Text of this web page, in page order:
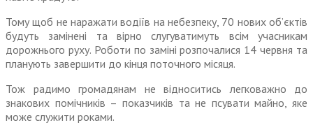
Тому щоб не наражати водіїв на небезпеку, 70 нових об’єктів
будуть замінені та вірно слугуватимуть всім учасникам
дорожнього руху. Роботи по заміні розпочалися 14 червня та
планують завершити до кінця поточного місяця.
Тож радимо громадянам не відноситись легковажно до
знакових помічників – показчиків та не псувати майно, яке
може служити роками.